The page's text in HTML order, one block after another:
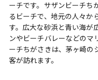
ーチです。サザンビーチち
るビーチで、地元の人々か
す。広大な砂浜と青い海が
ンやビーチバレーなどのマ
ーチちがさきは、茅ヶ崎の
客が訪れます。